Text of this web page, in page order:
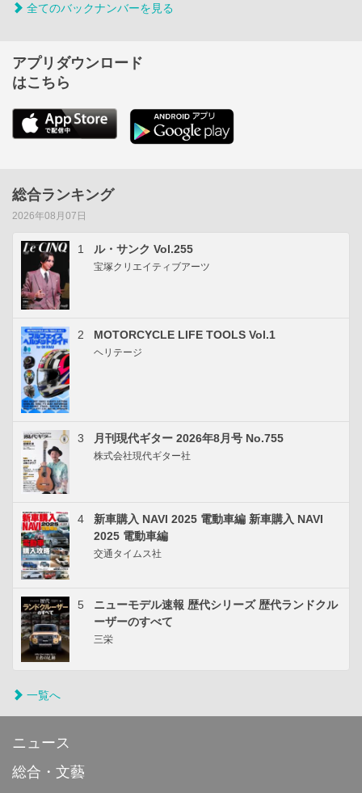
全てのバックナンバーを見る
アプリダウンロード
はこちら
総合ランキング
2026年08月07日
1 ル・サンク Vol.255
宝塚クリエイティブアーツ
2 MOTORCYCLE LIFE TOOLS Vol.1
ヘリテージ
3 月刊現代ギター 2026年8月号 No.755
株式会社現代ギター社
4
新車購入 NAVI 2025 電動車編 新車購入 NAVI
2025 電動車編
交通タイムス社
5
ニューモデル速報 歴代シリーズ 歴代ランドクル
ーザーのすべて
三栄
一覧へ
ニュース
総合・文藝